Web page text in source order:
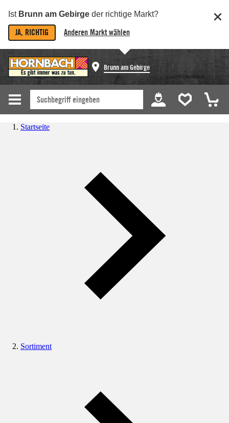
Ist Brunn am Gebirge der richtige Markt?
JA, RICHTIG Anderen Markt wählen
Brunn am Gebirge
Startseite
Sortiment